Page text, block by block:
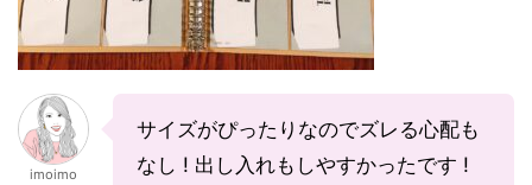
imoimo
サイズがぴったりなのでズレる心配も
なし ! 出し入れもしやすかったです !